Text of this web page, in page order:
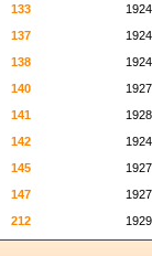
133
1924
137
1924
138
1924
140
1927
141
1928
142
1924
145
1927
147
1927
212 1929